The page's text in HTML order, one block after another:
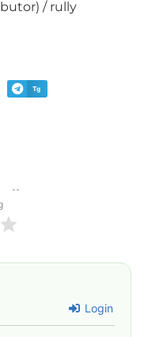
/ rully
Tg
Login